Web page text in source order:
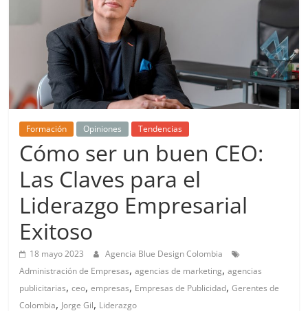
de
Marketing
en
Colombia
|
Revistas
de
Publicidad
Formación Opiniones Tendencias
Cómo ser un buen CEO:
Las Claves para el
Liderazgo Empresarial
Exitoso
18 mayo 2023
Agencia Blue Design Colombia
Administración de Empresas,agencias de marketing,agencias
publicitarias,ceo,empresas, Empresas de Publicidad,Gerentes de
Colombia, Jorge Gil, Liderazgo